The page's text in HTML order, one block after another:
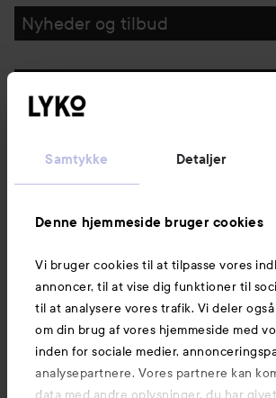
Samtykke Detaljer
Denne hjemmeside bruger cookies
Vi bruger cookies til at tilpasse vores
annoncer, til at vise dig funktioner til
til at analysere vores trafik. Vi deler
om din brug af vores hjemmeside med
inden for sociale medier,
analysepartnere. Vores partnere kan
data med andre oplysninger, du har
Nyheder og tilbud
Kundeservice
Information
Mere at udforske